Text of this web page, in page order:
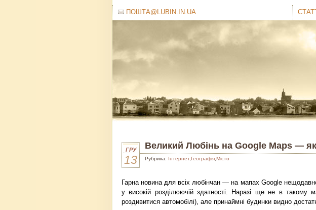
ПОШТА@LUBIN.IN.UA
ГРУ
13
Великий Любінь на Google Maps —
Рубрика: Інтернет,Географія Місто
Гарна новина для всіх любінчан — на мапах Google
у високій розділюючій здатності. Наразі ще не в такому
роздивитися автомобілі), але принаймні будинки видно